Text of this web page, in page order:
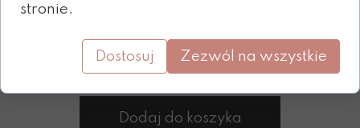
Dodaj do koszyka
stronie.
Dostosuj Zezwól na wszystkie